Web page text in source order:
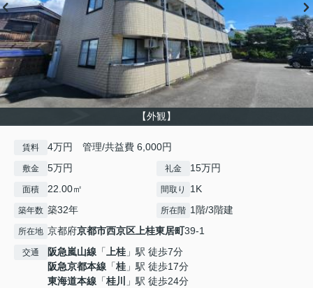
【外観】
賃料 4万円 管理/共益費 6,000円
敷金 5万円 礼金 15万円
面積 22.00㎡ 間取り 1K
築年数 築32年 所在階 1階/3階建
所在地 京都府京都市西京区上桂東居町39-1
交通 阪急嵐山線 「上桂 」駅 徒歩7分
阪急京都本線 「桂 」駅 徒歩17分
東海道本線 「桂川 」駅 徒歩24分